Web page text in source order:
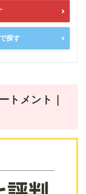
探す
トメント｜